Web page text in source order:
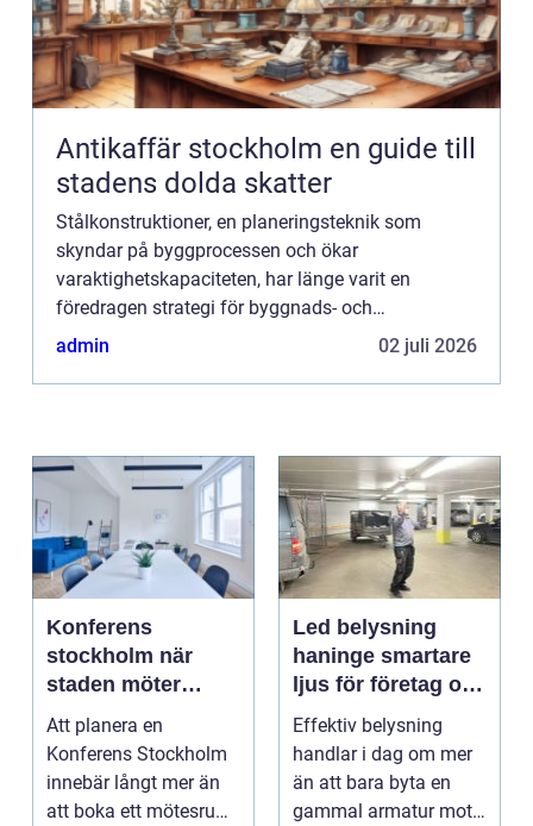
Antikaffär stockholm en guide till
stadens dolda skatter
Stålkonstruktioner, en planeringsteknik som
skyndar på byggprocessen och ökar
varaktighetskapaciteten, har länge varit en
föredragen strategi för byggnads- och
konstruktionsföretag. Potentialen i stålkonstru...
admin 02 juli 2026
Konferens
stockholm när
staden möter
skärgård och
landsbygd
Att planera en
Konferens Stockholm
innebär långt mer än
att boka ett mötesrum
Led belysning
haninge smartare
ljus för företag och
fastigheter
Effektiv belysning
handlar i dag om mer
än att bara byta en
gammal armatur mot